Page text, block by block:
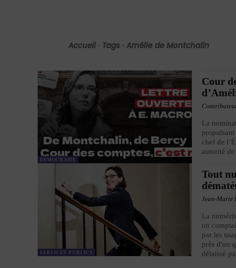
Accueil Tags Amélie de Montchalin
DÉMOCRATIE
Cour
La
chef de
autorité
SERVICES PUBLICS
Tout
Jean-Marie
La
on
par les
près d'un
délaissé